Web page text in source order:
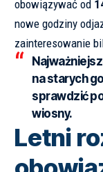
obowiązywać od
nowe godziny
zainteresowanie
na starych
sprawdzić
wiosny.
Letni